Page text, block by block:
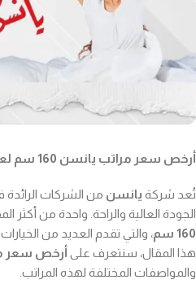
أرخص سعر مراتب يانسن 160 سم لعام 2024
تُعد شركة يانسن من الشركات الرائدة
الجودة العالية والراحة. واحدة من أكثر
160 سم
، والتي تقدم العديد من
هذا المقال، سنتعرف على أرخص سعر
والمواصفات المختلفة لهذه المراتب.